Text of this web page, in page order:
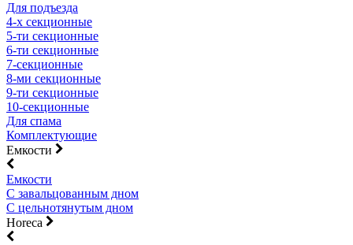
Для подъезда
4-х секционные
5-ти секционные
6-ти секционные
7-секционные
8-ми секционные
9-ти секционные
10-секционные
Для спама
Комплектующие
Емкости
Емкости
С завальцованным дном
С цельнотянутым дном
Horeca